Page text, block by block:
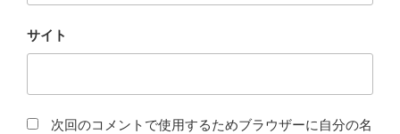
サイト
次回のコメントで使用するためブラウザーに自分の名